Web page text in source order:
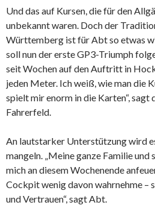
Und das auf Kursen, die für den
unbekannt waren. Doch der
Württemberg ist für Abt so etwas
soll nun der erste GP3-Triumph
seit Wochen auf den Auftritt in
jeden Meter. Ich weiß, wie man die
spielt mir enorm in die Karten“, sagt
Fahrerfeld.
An lautstarker Unterstützung wird
mangeln. „Meine ganze Familie und
mich an diesem Wochenende
Cockpit wenig davon wahrnehme –
und Vertrauen“, sagt Abt.